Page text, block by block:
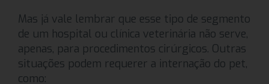
Mas já vale lembrar que esse tipo de segmento
de um hospital ou clínica veterinária não serve,
apenas, para procedimentos cirúrgicos. Outras
situações podem requerer a internação do pet,
como: